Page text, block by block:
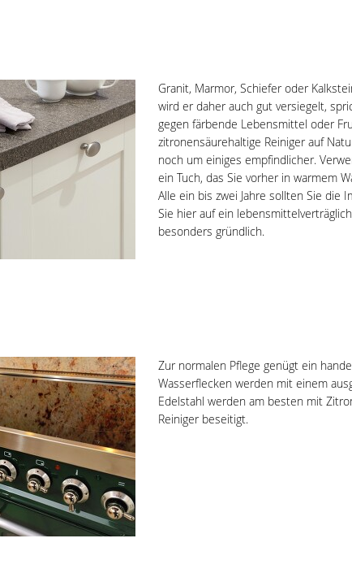
Granit, Marmor, Schiefer oder
wird er daher auch gut versiegelt,
gegen färbende Lebensmittel oder
zitronensäurehaltige Reiniger auf
noch um einiges empfindlicher.
ein Tuch, das Sie vorher in warmem
Alle ein bis zwei Jahre sollten Sie
Sie hier auf ein
besonders gründlich.
Zur normalen Pflege genügt ein
Wasserflecken werden mit einem
Edelstahl werden am besten mit
Reiniger beseitigt.